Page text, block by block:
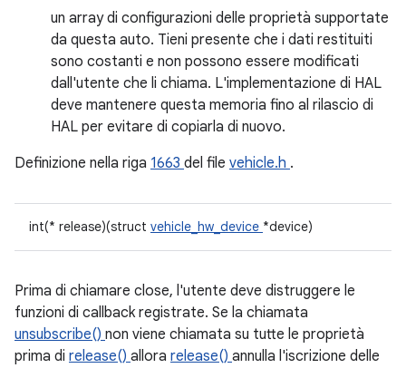
un array di configurazioni delle proprietà supportate
da questa auto. Tieni presente che i dati restituiti
sono costanti e non possono essere modificati
dall'utente che li chiama. L'implementazione di HAL
deve mantenere questa memoria fino al rilascio di
HAL per evitare di copiarla di nuovo.
Definizione nella riga 1663 del file vehicle.h .
int(* release)(struct vehicle_hw_device *device)
Prima di chiamare close, l'utente deve distruggere le
funzioni di callback registrate. Se la chiamata
unsubscribe() non viene chiamata su tutte le proprietà
prima di release() allora release() annulla l'iscrizione delle